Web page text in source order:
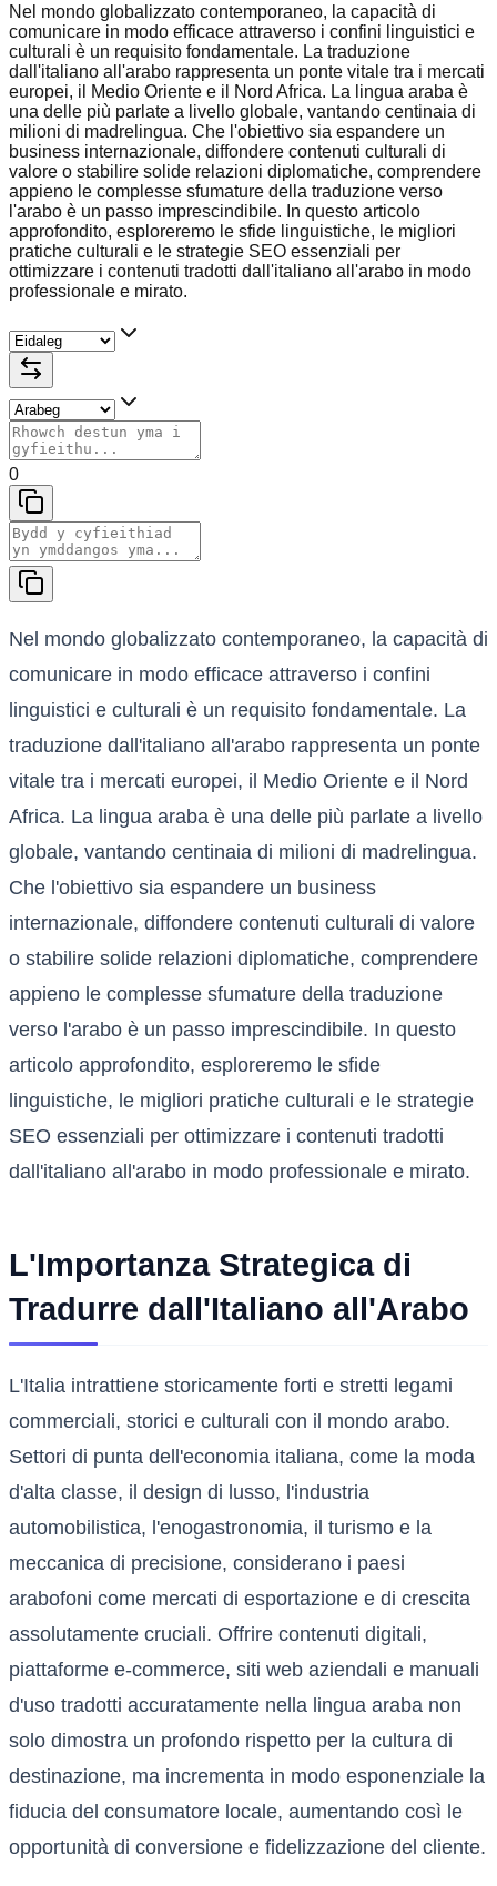
Nel mondo globalizzato contemporaneo, la capacità di
comunicare in modo efficace attraverso i confini linguistici e
culturali è un requisito fondamentale. La traduzione
dall'italiano all'arabo rappresenta un ponte vitale tra i mercati
europei, il Medio Oriente e il Nord Africa. La lingua araba è
una delle più parlate a livello globale, vantando centinaia di
milioni di madrelingua. Che l'obiettivo sia espandere un
business internazionale, diffondere contenuti culturali di
valore o stabilire solide relazioni diplomatiche, comprendere
appieno le complesse sfumature della traduzione verso
l'arabo è un passo imprescindibile. In questo articolo
approfondito, esploreremo le sfide linguistiche, le migliori
pratiche culturali e le strategie SEO essenziali per
ottimizzare i contenuti tradotti dall'italiano all'arabo in modo
professionale e mirato.
0
Nel mondo globalizzato contemporaneo, la capacità di
comunicare in modo efficace attraverso i confini
linguistici e culturali è un requisito fondamentale. La
traduzione dall'italiano all'arabo rappresenta un ponte
vitale tra i mercati europei, il Medio Oriente e il Nord
Africa. La lingua araba è una delle più parlate a livello
globale, vantando centinaia di milioni di madrelingua.
Che l'obiettivo sia espandere un business
internazionale, diffondere contenuti culturali di valore
o stabilire solide relazioni diplomatiche, comprendere
appieno le complesse sfumature della traduzione
verso l'arabo è un passo imprescindibile. In questo
articolo approfondito, esploreremo le sfide
linguistiche, le migliori pratiche culturali e le strategie
SEO essenziali per ottimizzare i contenuti tradotti
dall'italiano all'arabo in modo professionale e mirato.
L'Importanza Strategica di
Tradurre dall'Italiano all'Arabo
L'Italia intrattiene storicamente forti e stretti legami
commerciali, storici e culturali con il mondo arabo.
Settori di punta dell'economia italiana, come la moda
d'alta classe, il design di lusso, l'industria
automobilistica, l'enogastronomia, il turismo e la
meccanica di precisione, considerano i paesi
arabofoni come mercati di esportazione e di crescita
assolutamente cruciali. Offrire contenuti digitali,
piattaforme e-commerce, siti web aziendali e manuali
d'uso tradotti accuratamente nella lingua araba non
solo dimostra un profondo rispetto per la cultura di
destinazione, ma incrementa in modo esponenziale la
fiducia del consumatore locale, aumentando così le
opportunità di conversione e fidelizzazione del cliente.